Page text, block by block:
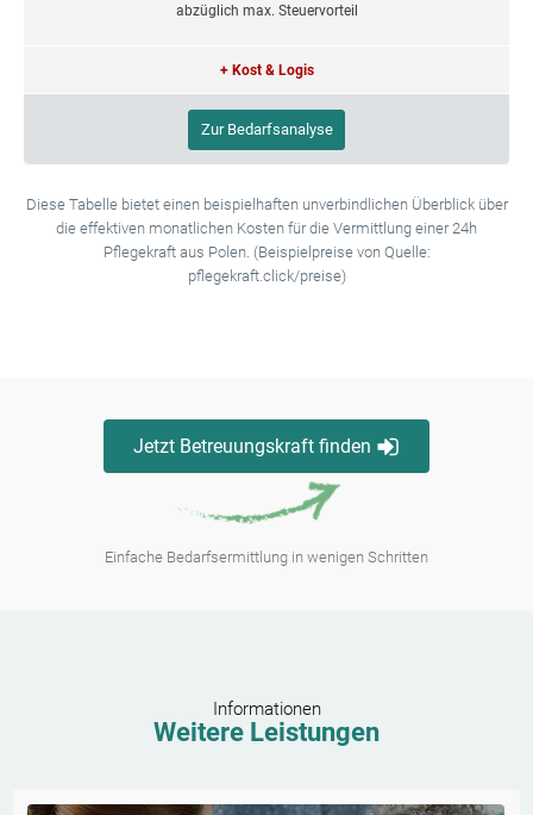
abzüglich max. Steuervorteil
+ Kost & Logis
Zur Bedarfsanalyse
Diese Tabelle bietet einen beispielhaften unverbindlichen Überblick über
die effektiven monatlichen Kosten für die Vermittlung einer 24h
Pflegekraft aus Polen. (Beispielpreise von Quelle:
pflegekraft.click/preise)
Jetzt Betreuungskraft finden
Einfache Bedarfsermittlung in wenigen Schritten
Informationen
Weitere Leistungen